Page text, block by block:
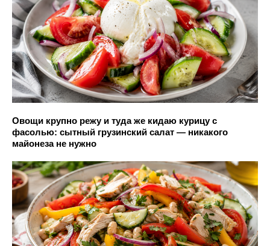
Овощи крупно режу и туда же кидаю курицу с
фасолью: сытный грузинский салат — никакого
майонеза не нужно